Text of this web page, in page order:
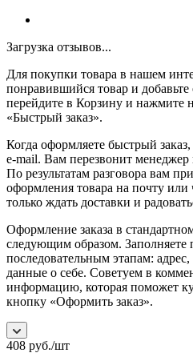
Загрузка отзывов...
Для покупки товара в нашем
понравившийся товар и добавьте
перейдите в Корзину и нажмите
«Быстрый заказ».
Когда оформляете быстрый
e-mail. Вам перезвонит менеджер
По результатам разговора вам
оформления товара на почту
только ждать доставки и
Оформление заказа в
следующим образом.
последовательным этапам:
данные о себе. Советуем в
информацию, которая поможет
кнопку «Оформить заказ».
408 руб./шт